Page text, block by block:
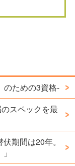
のための3資格-
スペックを最
期間は20年。